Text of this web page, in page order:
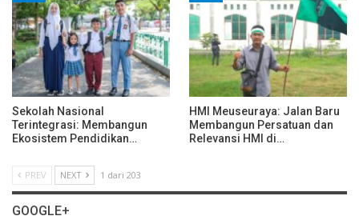
Sekolah Nasional
Terintegrasi: Membangun
Ekosistem Pendidikan…
HMI Meuseuraya: Jalan Baru
Membangun Persatuan dan
Relevansi HMI di…
PREV NEXT 1 dari 203
GOOGLE+